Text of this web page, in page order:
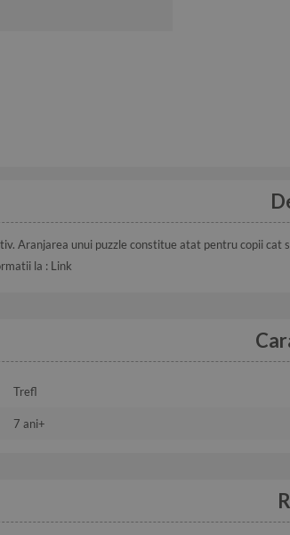
Aranjarea unui puzzle constitue atat pentru copii
la : Link
Trefl
7 ani+